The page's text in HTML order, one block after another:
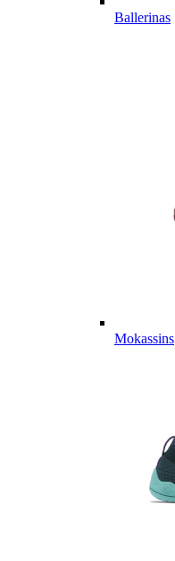
Ballerinas
Mokassins